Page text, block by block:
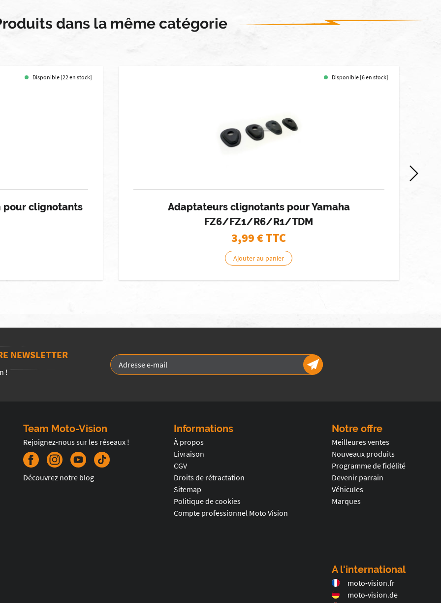
dans la même catégorie
Disponible [22 en stock]
pour clignotants
Disponible [6 en stock]
Adaptateurs clignotants pour Yamaha
FZ6/FZ1/R6/R1/TDM
3,99€ TTC
Ajouter au panier
NEWSLETTER
!
Team Moto-Vision
Rejoignez-nous sur les réseaux !
Découvrez notre blog
Informations
À propos
Livraison
CGV
Droits de rétractation
Sitemap
Politique de cookies
Compte professionnel Moto Vision
Notre offre
Meilleures ventes
Nouveaux produits
Programme de fidélité
Devenir parrain
Véhicules
Marques
A l'international
moto-vision.fr
moto-vision.de